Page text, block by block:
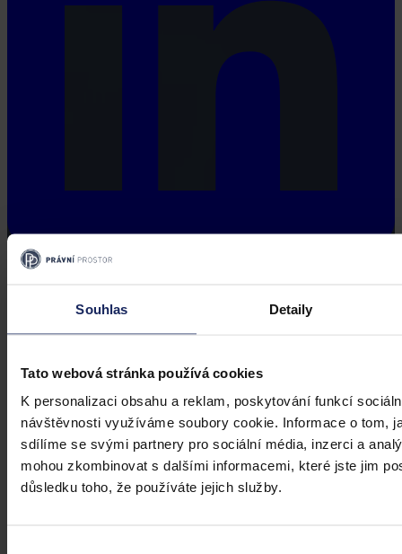
Souhlas Detaily
Tato webová stránka používá cookies
K personalizaci obsahu a reklam, poskytování funkcí
návštěvnosti využíváme soubory cookie. Informace o tom,
sdílíme se svými partnery pro sociální média, inzerci a
mohou zkombinovat s dalšími informacemi, které jste jim
důsledku toho, že používáte jejich služby.